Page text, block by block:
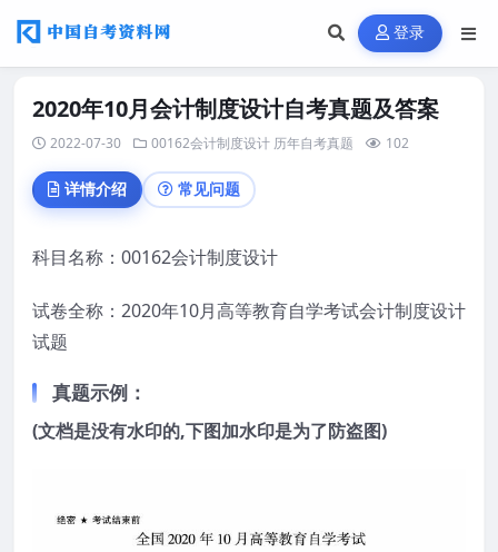
登录
2020年10月会计制度设计自考真题及答案
2022-07-30 00162会计制度设计 历年自考真题 102
详情介绍 常见问题
科目名称：00162会计制度设计
试卷全称：2020年10月高等教育自学考试会计制度设计
试题
真题示例：
(文档是没有水印的,下图加水印是为了防盗图)